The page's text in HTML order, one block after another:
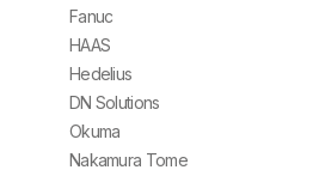
Fanuc
HAAS
Hedelius
DN Solutions
Okuma
Nakamura Tome